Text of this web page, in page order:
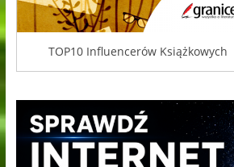
TOP10 Influencerów Książkowych